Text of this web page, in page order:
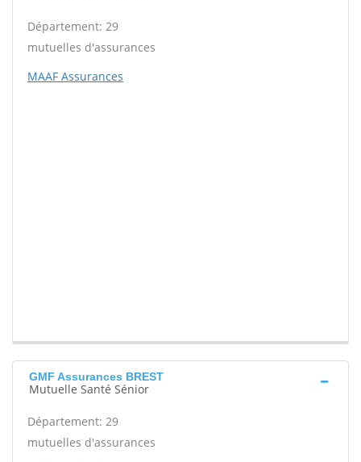
Département: 29
mutuelles d'assurances
MAAF Assurances
GMF Assurances BREST
Mutuelle Santé Sénior
Département: 29
mutuelles d'assurances